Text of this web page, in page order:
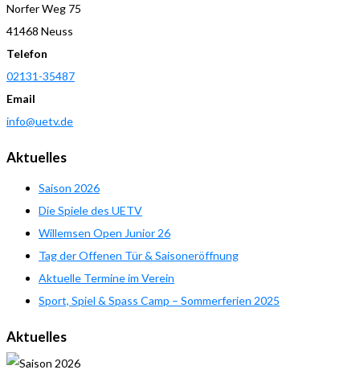
Norfer Weg 75
41468 Neuss
Telefon
02131-35487
Email
info@uetv.de
Aktuelles
Saison 2026
Die Spiele des UETV
Willemsen Open Junior 26
Tag der Offenen Tür & Saisoneröffnung
Aktuelle Termine im Verein
Sport, Spiel & Spass Camp – Sommerferien 2025
Aktuelles